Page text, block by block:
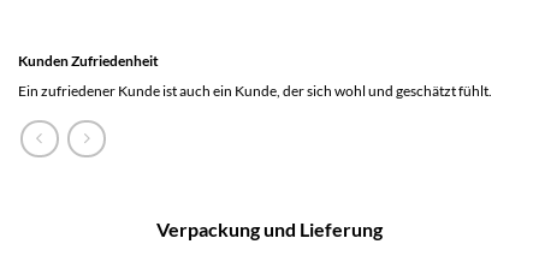
Kunden Zufriedenheit
Ein zufriedener Kunde ist auch ein Kunde, der sich wohl und geschätzt fühlt.
Verpackung und Lieferung